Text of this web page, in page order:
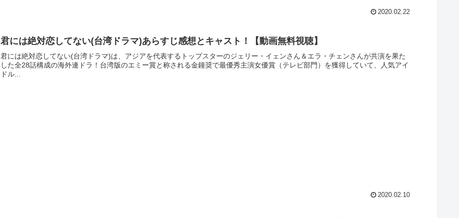
2020.02.22
君には絶対恋してない(台湾ドラマ)あらすじ感想とキャスト！【動画無料視聴】
君には絶対恋してない(台湾ドラマ)は、アジアを代表するトップスターのジェリー・イェンさん＆エラ・チェンさんが共演を果た
した全28話構成の海外連ドラ！台湾版のエミー賞と称される金鐘奨で最優秀主演女優賞（テレビ部門）を獲得していて、人気アイ
ドル...
2020.02.10